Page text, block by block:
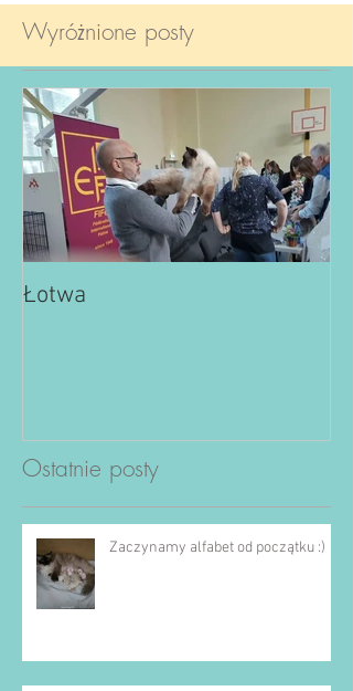
Wyróżnione posty
Łotwa
Ostatnie posty
Zaczynamy alfabet od początku :)